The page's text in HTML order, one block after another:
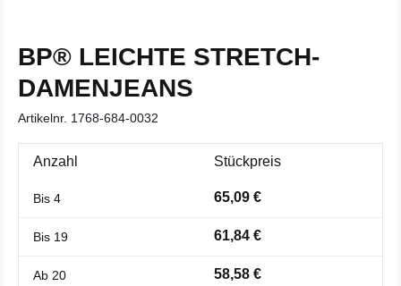
BP® LEICHTE STRETCH-
DAMENJEANS
Artikelnr. 1768-684-0032
Anzahl Stückpreis
Bis 4 65,09 €
Bis 19 61,84 €
Ab 20 58,58 €